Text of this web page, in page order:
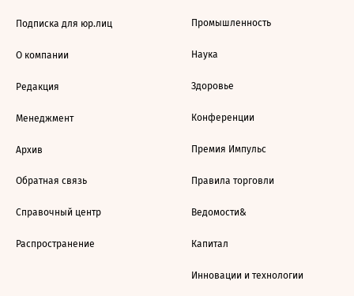
Подписка для юр.лиц
О компании
Редакция
Менеджмент
Архив
Обратная связь
Справочный центр
Распространение
Промышленность
Наука
Здоровье
Конференции
Премия Импульс
Правила торговли
Ведомости&
Капитал
Инновации и технологии